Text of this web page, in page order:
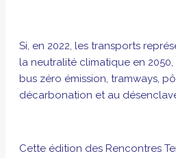
Si, en 2022, les transports
la neutralité climatique en
bus zéro émission, tramways,
décarbonation et au
Cette édition des Rencontres